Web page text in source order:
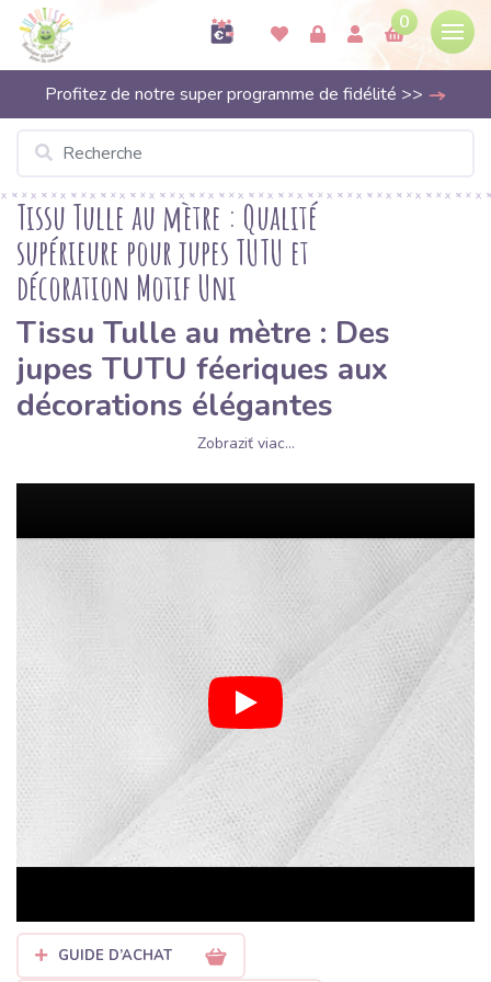
0
Profitez de notre super programme de fidélité >>
Tissu Tulle au mètre : Qualité
supérieure pour jupes TUTU et
décoration Motif Uni
Tissu Tulle au mètre : Des
jupes TUTU féeriques aux
décorations élégantes
touche de magie à vos créations ? Letulle au mètrede chez
réaliser des projets variés, allant des tenues de fête pour
enfants aux détails sophistiqués pour les grandes occasions.
Pourquoi choisir le tulle chez
Notre collection de tulles est soigneusement sélectionnée pour
répondre à tous vos besoins créatifs :
Tulle pour jupes TUTU :
Un tulle avec une certaine
tenue, parfait pour créer du volume. Il est disponible dans
une large palette de couleurs éclatantes pour ravir les
petites princesses.
ou notre grand succès : letulle arc-en-ciel (Rainbow).
Tulle pailleté et Sparkle :Pour celles qui aiment briller !
Zobraziť viac...
GUIDE D’ACHAT